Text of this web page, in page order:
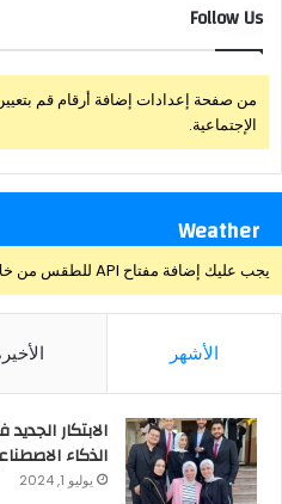
Follow Us
من صفحة إعدادات إضافة أرقام قم
الإجتماعية.
Weather
يجب عليك إضافة مفتاح API للطقس من خلال صفحة إعدادات القالب > الدمج
الأشهر
الابتكار
الذكاء
يوليو 1, 2024